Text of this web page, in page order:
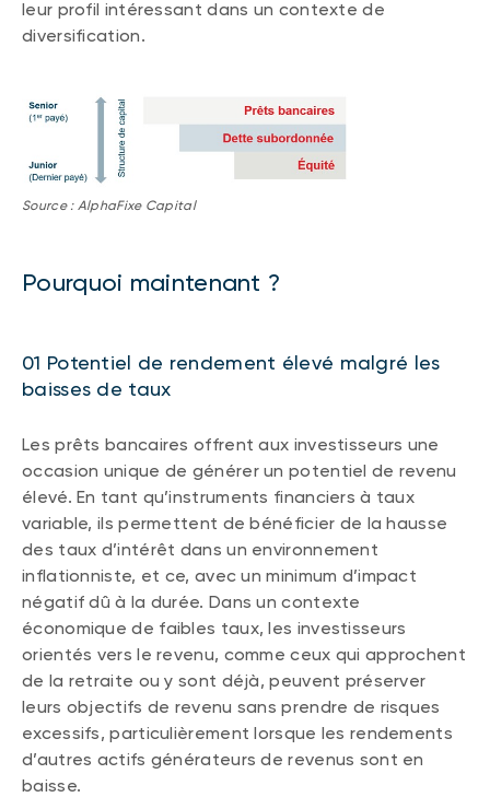
leur profil intéressant dans un contexte de
diversification.
Source : AlphaFixe Capital
Pourquoi maintenant ?
01 Potentiel de rendement élevé malgré les
baisses de taux
Les prêts bancaires offrent aux investisseurs une
occasion unique de générer un potentiel de revenu
élevé. En tant qu’instruments financiers à taux
variable, ils permettent de bénéficier de la hausse
des taux d’intérêt dans un environnement
inflationniste, et ce, avec un minimum d’impact
négatif dû à la durée. Dans un contexte
économique de faibles taux, les investisseurs
orientés vers le revenu, comme ceux qui approchent
de la retraite ou y sont déjà, peuvent préserver
leurs objectifs de revenu sans prendre de risques
excessifs, particulièrement lorsque les rendements
d’autres actifs générateurs de revenus sont en
baisse.